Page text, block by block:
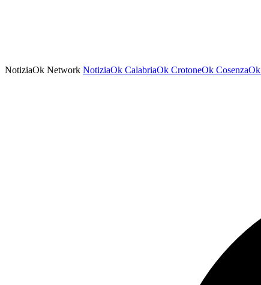
NotiziaOk Network NotiziaOk CalabriaOk CrotoneOk CosenzaOk